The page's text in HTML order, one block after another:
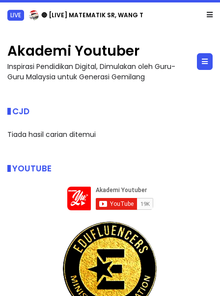
LIVE 🔴 [LIVE] MATEMATIK SR, WANG TAHUN 6 OLEH CIKGU ANITA #ALLINONE #141 #...
Akademi Youtuber
Inspirasi Pendidikan Digital, Dimulakan oleh Guru-
Guru Malaysia untuk Generasi Gemilang
CJD
Tiada hasil carian ditemui
YOUTUBE